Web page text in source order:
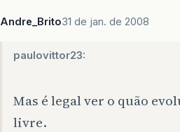
Andre_Brito31 de jan. de 2008
paulovittor23:
Mas é legal ver o quão
livre.